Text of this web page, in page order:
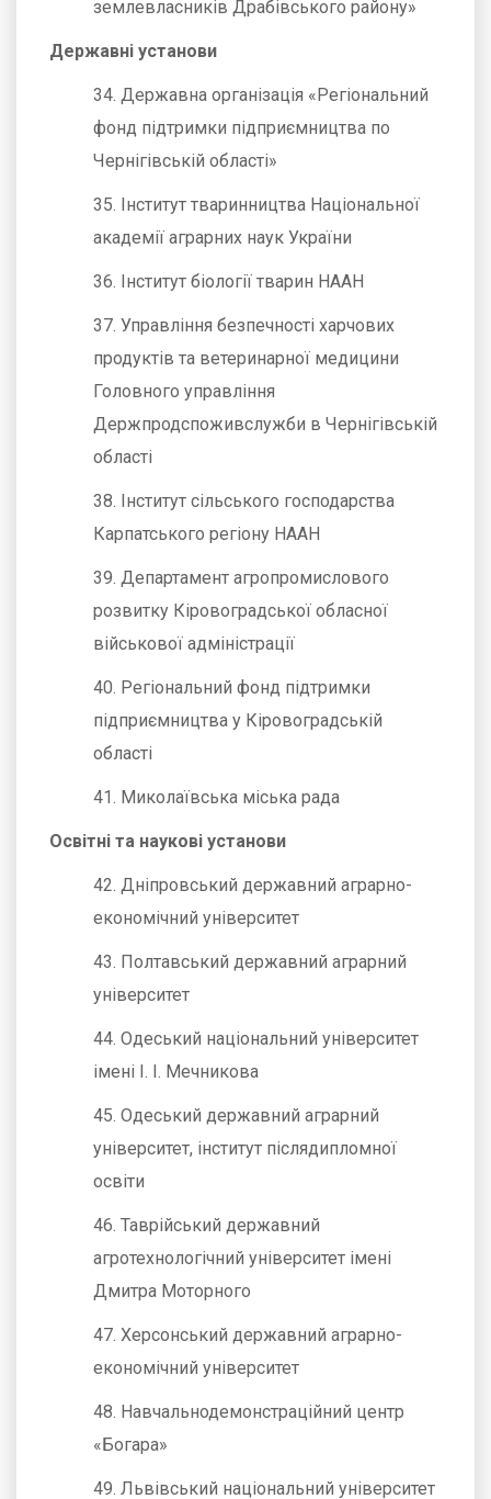
землевласників Драбівського району»
Державні установи
34. Державна організація «Регіональний
фонд підтримки підприємництва по
Чернігівській області»
35. Інститут тваринництва Національної
академії аграрних наук України
36. Інститут біології тварин НААН
37. Управління безпечності харчових
продуктів та ветеринарної медицини
Головного управління
Держпродспоживслужби в Чернігівській
області
38. Інститут сільського господарства
Карпатського регіону НААН
39. Департамент агропромислового
розвитку Кіровоградської обласної
військової адміністрації
40. Регіональний фонд підтримки
підприємництва у Кіровоградській
області
41. Миколаївська міська рада
Освітні та наукові установи
42. Дніпровський державний аграрно-
економічний університет
43. Полтавський державний аграрний
університет
44. Одеський національний університет
імені І. І. Мечникова
45. Одеський державний аграрний
університет, інститут післядипломної
освіти
46. Таврійський державний
агротехнологічний університет імені
Дмитра Моторного
47. Херсонський державний аграрно-
економічний університет
48. Навчальнодемонстраційний центр
«Богара»
49. Львівський національний університет